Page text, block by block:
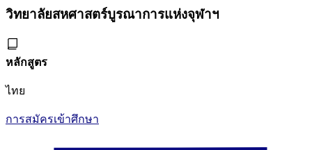
วิทยาลัยสหศาสตร์บูรณาการแห่งจุฬาฯ
หลักสูตร
ไทย
การสมัครเข้าศึกษา